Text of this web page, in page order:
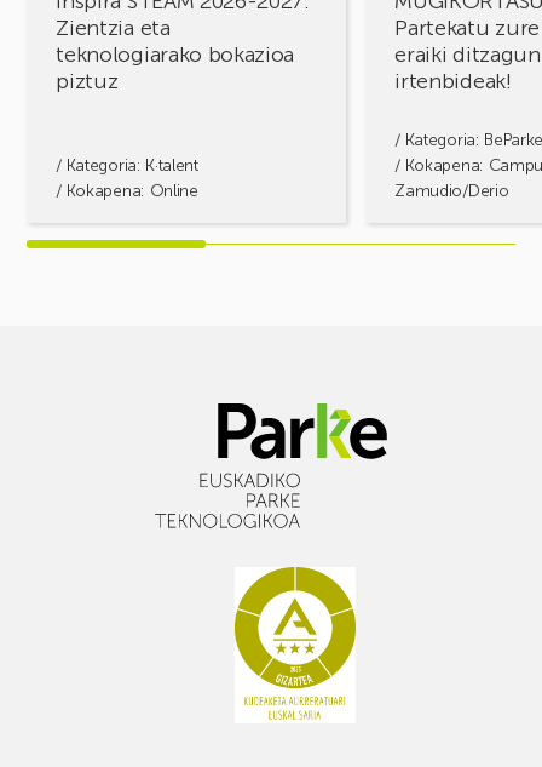
Zientzia eta
teknologiarako bokazioa
piztuz
/ Kategoria: K·talent
/ Kokapena: Online
Partekatu
eraiki ditzagun
irtenbideak!
/ Kategoria:
/ Kokapena:
Zamudio/Derio